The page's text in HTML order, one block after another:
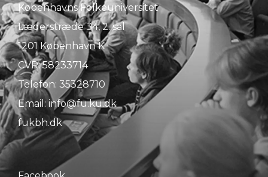
Københavns Folkeuniversitet
Læderstræde 34, 2. sal
1201 København K
CVR: 58233714
Telefon: 35328710
Email: info@fu.ku.dk
fukbh.dk